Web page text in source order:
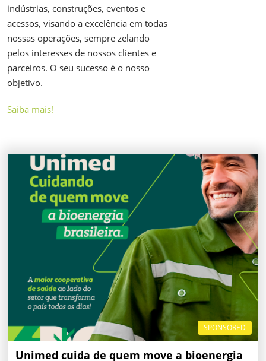
indústrias, construções, eventos e
acessos, visando a excelência em todas
nossas operações, sempre zelando
pelos interesses de nossos clientes e
parceiros. O seu sucesso é o nosso
objetivo.
Saiba mais!
SPONSORED
Unimed cuida de quem move a bioenergia